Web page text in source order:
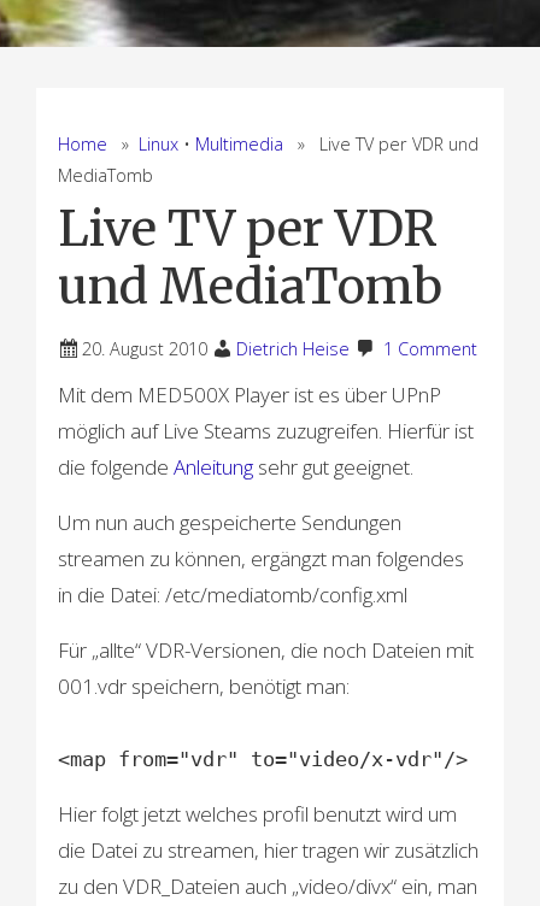
Home » Linux • Multimedia » Live TV per VDR und
MediaTomb
Live TV per VDR
und MediaTomb
20. August 2010 Dietrich Heise 1 Comment
Mit dem MED500X Player ist es über UPnP
möglich auf Live Steams zuzugreifen. Hierfür ist
die folgendeAnleitung sehr gut geeignet.
Um nun auch gespeicherte Sendungen
streamen zu können, ergängzt man folgendes
in die Datei: /etc/mediatomb/config.xml
Für „allte“ VDR-Versionen, die noch Dateien mit
001.vdr speichern, benötigt man:
<map from="vdr" to="video/x-vdr"/>
Hier folgt jetzt welches profil benutzt wird um
die Datei zu streamen, hier tragen wir zusätzlich
zu den VDR_Dateien auch „video/divx“ ein, man